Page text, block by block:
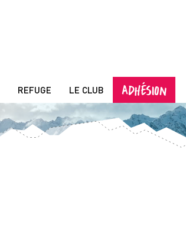
REFUGE LE CLUB ADHÉSION